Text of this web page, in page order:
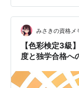
ます。 🔸最初に
い） スタートダ
すいタイプです。
みさきの資格メ
【色彩検定3級
度と独学合格へ